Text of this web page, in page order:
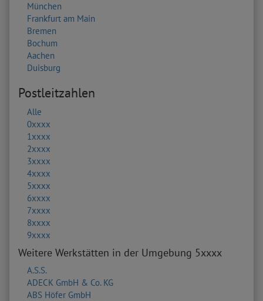
München
Frankfurt am Main
Bremen
Bochum
Aachen
Duisburg
Postleitzahlen
Alle
0xxxx
1xxxx
2xxxx
3xxxx
4xxxx
5xxxx
6xxxx
7xxxx
8xxxx
9xxxx
Weitere Werkstätten in der Umgebung 5xxxx
A.S.S.
ADECK GmbH & Co. KG
ABS Höfer GmbH